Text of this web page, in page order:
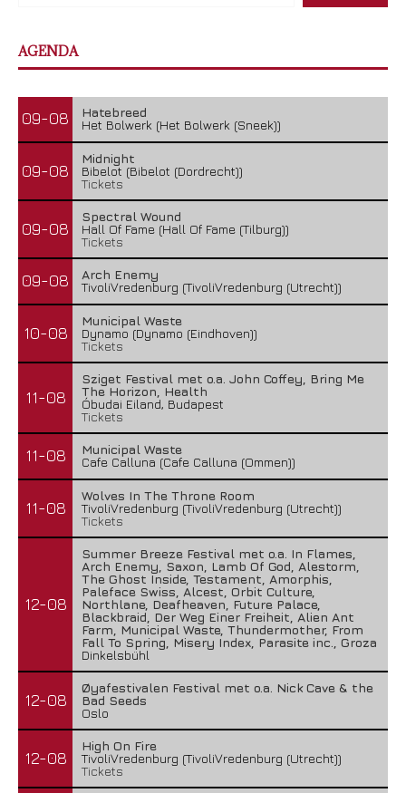
AGENDA
09-08
Hatebreed
Het Bolwerk (Het Bolwerk (Sneek))
09-08
Midnight
Bibelot (Bibelot (Dordrecht))
Tickets
09-08
Spectral Wound
Hall Of Fame (Hall Of Fame (Tilburg))
Tickets
09-08
Arch Enemy
TivoliVredenburg (TivoliVredenburg (Utrecht))
10-08
Municipal Waste
Dynamo (Dynamo (Eindhoven))
Tickets
11-08
Sziget Festival met o.a. John Coffey, Bring Me
The Horizon, Health
Óbudai Eiland, Budapest
Tickets
11-08
Municipal Waste
Cafe Calluna (Cafe Calluna (Ommen))
11-08
Wolves In The Throne Room
TivoliVredenburg (TivoliVredenburg (Utrecht))
Tickets
12-08
Summer Breeze Festival met o.a. In Flames,
Arch Enemy, Saxon, Lamb Of God, Alestorm,
The Ghost Inside, Testament, Amorphis,
Paleface Swiss, Alcest, Orbit Culture,
Northlane, Deafheaven, Future Palace,
Blackbraid, Der Weg Einer Freiheit, Alien Ant
Farm, Municipal Waste, Thundermother, From
Fall To Spring, Misery Index, Parasite inc., Groza
Dinkelsbühl
12-08
Øyafestivalen Festival met o.a. Nick Cave & the
Bad Seeds
Oslo
12-08
High On Fire
TivoliVredenburg (TivoliVredenburg (Utrecht))
Tickets